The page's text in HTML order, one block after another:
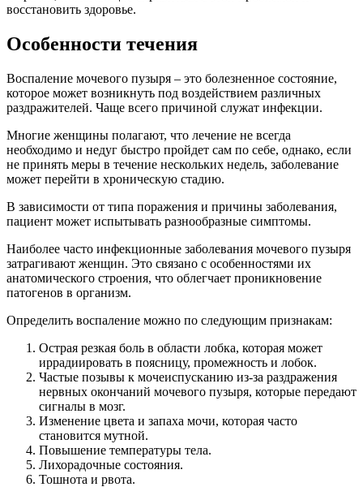
восстановить здоровье.
Особенности течения
Воспаление мочевого пузыря – это болезненное состояние,
которое может возникнуть под воздействием различных
раздражителей. Чаще всего причиной служат инфекции.
Многие женщины полагают, что лечение не всегда
необходимо и недуг быстро пройдет сам по себе, однако, если
не принять меры в течение нескольких недель, заболевание
может перейти в хроническую стадию.
В зависимости от типа поражения и причины заболевания,
пациент может испытывать разнообразные симптомы.
Наиболее часто инфекционные заболевания мочевого пузыря
затрагивают женщин. Это связано с особенностями их
анатомического строения, что облегчает проникновение
патогенов в организм.
Определить воспаление можно по следующим признакам:
Острая резкая боль в области лобка, которая может
иррадиировать в поясницу, промежность и лобок.
Частые позывы к мочеиспусканию из-за раздражения
нервных окончаний мочевого пузыря, которые передают
сигналы в мозг.
Изменение цвета и запаха мочи, которая часто
становится мутной.
Повышение температуры тела.
Лихорадочные состояния.
Тошнота и рвота.